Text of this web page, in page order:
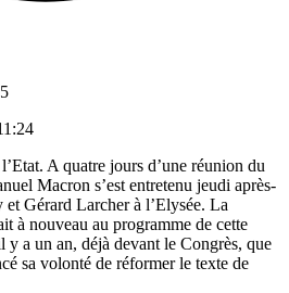
A quatre jours d’une réunion du
Macron s’est entretenu jeudi après-
Gérard Larcher à l’Elysée. La
à nouveau au programme de cette
y a un an, déjà devant le Congrès, que
sa volonté de réformer le texte de